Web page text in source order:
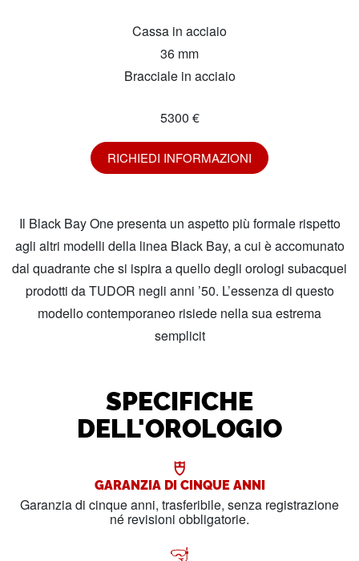
Cassa in acciaio
36 mm
Bracciale in acciaio
5300 €
RICHIEDI INFORMAZIONI
Il Black Bay One presenta un aspetto più formale rispetto
agli altri modelli della linea Black Bay, a cui è accomunato
dal quadrante che si ispira a quello degli orologi subacquei
prodotti da TUDOR negli anni ’50. L’essenza di questo
modello contemporaneo risiede nella sua estrema
semplicit
SPECIFICHE
DELL'OROLOGIO
GARANZIA DI CINQUE ANNI
Garanzia di cinque anni, trasferibile, senza registrazione
né revisioni obbligatorie.